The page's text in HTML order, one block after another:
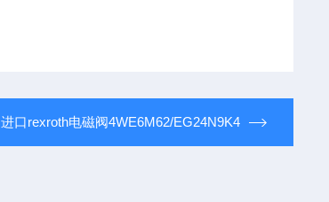
进口rexroth电磁阀4WE6M62/EG24N9K4